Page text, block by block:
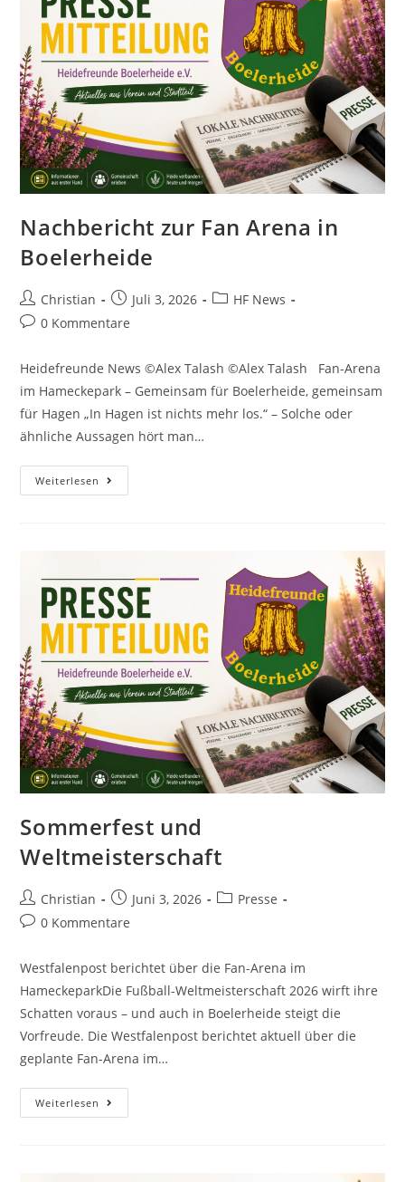
Nachbericht zur Fan Arena in
Boelerheide
Christian Juli 3, 2026
HF News
0 Kommentare
Heidefreunde News ©Alex Talash ©Alex Talash Fan-Arena
im Hameckepark – Gemeinsam für Boelerheide, gemeinsam
für Hagen „In Hagen ist nichts mehr los.“ – Solche oder
ähnliche Aussagen hört man…
Weiterlesen
Sommerfest und
Weltmeisterschaft
Christian Juni 3, 2026
Presse
0 Kommentare
Westfalenpost berichtet über die Fan-Arena im
HameckeparkDie Fußball-Weltmeisterschaft 2026 wirft ihre
Schatten voraus – und auch in Boelerheide steigt die
Vorfreude. Die Westfalenpost berichtet aktuell über die
geplante Fan-Arena im…
Weiterlesen